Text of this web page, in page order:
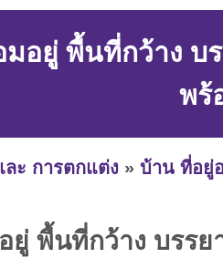
มอยู่ พื้นที่กว้าง บ
พร้
ะ การตกแต่ง » บ้าน ที่อยู่
ยู่ พื้นที่กว้าง บรรย